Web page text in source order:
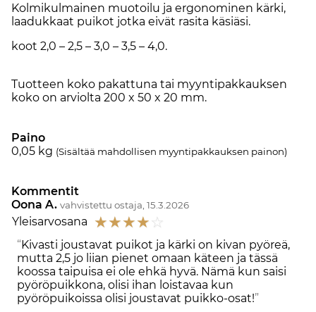
Kolmikulmainen muotoilu ja ergonominen kärki,
laadukkaat puikot jotka eivät rasita käsiäsi.
koot 2,0 – 2,5 – 3,0 – 3,5 – 4,0.
Tuotteen koko pakattuna tai myyntipakkauksen
koko on arviolta 200 x 50 x 20 mm.
Paino
0,05 kg (Sisältää mahdollisen myyntipakkauksen painon)
Kommentit
Oona A. vahvistettu ostaja, 15.3.2026
Yleisarvosana ☆☆☆☆☆
Kivasti joustavat puikot ja kärki on kivan pyöreä,
mutta 2,5 jo liian pienet omaan käteen ja tässä
koossa taipuisa ei ole ehkä hyvä. Nämä kun saisi
pyöröpuikkona, olisi ihan loistavaa kun
pyöröpuikoissa olisi joustavat puikko-osat!